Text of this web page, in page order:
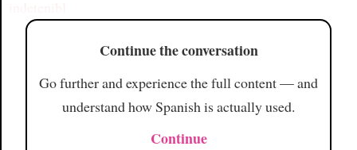
Continue the conversation
Go further and experience the full content — and
understand how Spanish is actually used.
Continue